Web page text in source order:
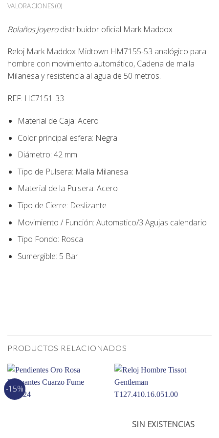
VALORACIONES (0)
Bolaños Joyerodistribuidor oficial Mark Maddox
Reloj Mark Maddox Midtown HM7155-53 analógico para
hombre con movimiento automático, Cadena de malla
Milanesa y resistencia al agua de 50 metros.
REF: HC7151-33
Material de Caja: Acero
Color principal esfera: Negra
Diámetro: 42 mm
Tipo de Pulsera: Malla Milanesa
Material de la Pulsera: Acero
Tipo de Cierre: Deslizante
Movimiento / Función: Automatico/3 Agujas calendario
Tipo Fondo: Rosca
Sumergible: 5 Bar
PRODUCTOS RELACIONADOS
-15%
SIN EXISTENCIAS